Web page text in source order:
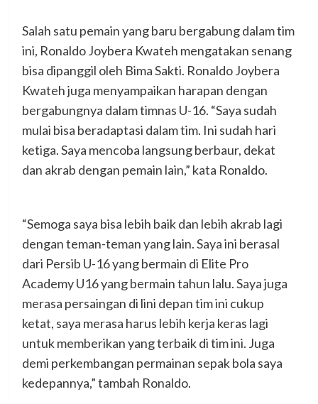
Salah satu pemain yang baru bergabung dalam tim
ini, Ronaldo Joybera Kwateh mengatakan senang
bisa dipanggil oleh Bima Sakti. Ronaldo Joybera
Kwateh juga menyampaikan harapan dengan
bergabungnya dalam timnas U-16. “Saya sudah
mulai bisa beradaptasi dalam tim. Ini sudah hari
ketiga. Saya mencoba langsung berbaur, dekat
dan akrab dengan pemain lain,” kata Ronaldo.
“Semoga saya bisa lebih baik dan lebih akrab lagi
dengan teman-teman yang lain. Saya ini berasal
dari Persib U-16 yang bermain di Elite Pro
Academy U16 yang bermain tahun lalu. Saya juga
merasa persaingan di lini depan tim ini cukup
ketat, saya merasa harus lebih kerja keras lagi
untuk memberikan yang terbaik di tim ini. Juga
demi perkembangan permainan sepak bola saya
kedepannya,” tambah Ronaldo.